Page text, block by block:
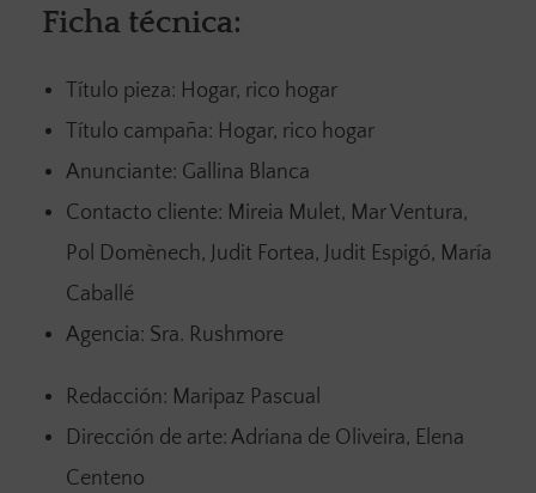
Ficha técnica:
Título pieza: Hogar, rico hogar
Título campaña: Hogar, rico hogar
Anunciante: Gallina Blanca
Contacto cliente: Mireia Mulet, Mar Ventura,
Pol Domènech, Judit Fortea, Judit Espigó, María
Caballé
Agencia: Sra. Rushmore
Redacción: Maripaz Pascual
Dirección de arte: Adriana de Oliveira, Elena
Centeno